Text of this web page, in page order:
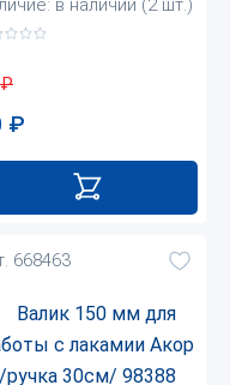
в наличии (2 шт.)
₽
₽
668463